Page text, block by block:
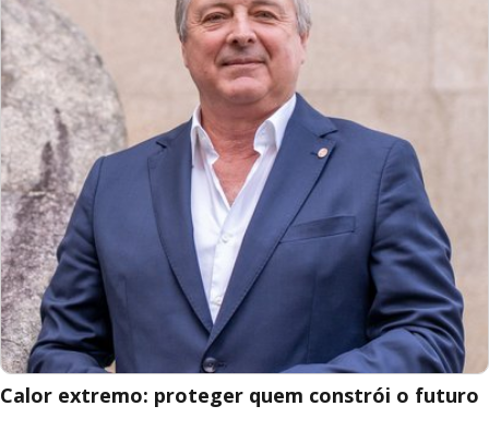
Calor extremo: proteger quem constrói o futuro